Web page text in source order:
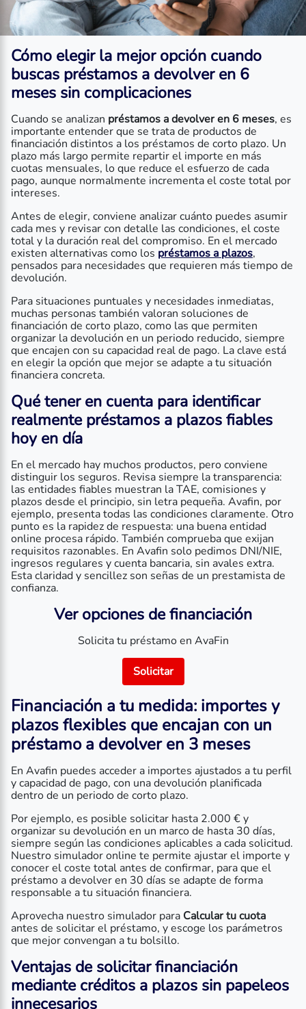
Cómo elegir la mejor opción cuando
buscas préstamos a devolver en 6
meses sin complicaciones
Cuando se analizan préstamos a devolver en 6 meses, es
importante entender que se trata de productos de
financiación distintos a los préstamos de corto plazo. Un
plazo más largo permite repartir el importe en más
cuotas mensuales, lo que reduce el esfuerzo de cada
pago, aunque normalmente incrementa el coste total por
intereses.
Antes de elegir, conviene analizar cuánto puedes asumir
cada mes y revisar con detalle las condiciones, el coste
total y la duración real del compromiso. En el mercado
existen alternativas como los préstamos a plazos,
pensados para necesidades que requieren más tiempo de
devolución.
Para situaciones puntuales y necesidades inmediatas,
muchas personas también valoran soluciones de
financiación de corto plazo, como las que permiten
organizar la devolución en un periodo reducido, siempre
que encajen con su capacidad real de pago. La clave está
en elegir la opción que mejor se adapte a tu situación
financiera concreta.
Qué tener en cuenta para identificar
realmentepréstamos a plazos fiables
hoy en día
En el mercado hay muchos productos, pero conviene
distinguir los seguros. Revisa siempre la transparencia:
las entidades fiables muestran la TAE, comisiones y
plazos desde el principio, sin letra pequeña. Avafin, por
ejemplo, presenta todas las condiciones claramente. Otro
punto es la rapidez de respuesta: una buena entidad
online procesa rápido. También comprueba que exijan
requisitos razonables. En Avafin solo pedimos DNI/NIE,
ingresos regulares y cuenta bancaria, sin avales extra.
Esta claridad y sencillez son señas de un prestamista de
confianza.
Ver opciones de financiación
Solicita tu préstamo en AvaFin
Solicitar
Financiación a tu medida: importes y
plazos flexibles que encajan con un
préstamo a devolver en 3 meses
En Avafin puedes acceder a importes ajustados a tu perfil
y capacidad de pago, con una devolución planificada
dentro de un periodo de corto plazo.
Por ejemplo, es posible solicitar hasta 2.000 € y
organizar su devolución en un marco de hasta 30 días,
siempre según las condiciones aplicables a cada solicitud.
Nuestro simulador online te permite ajustar el importe y
conocer el coste total antes de confirmar, para que el
préstamo a devolver en 30 días se adapte de forma
responsable a tu situación financiera.
Aprovecha nuestro simulador para Calcular tu cuota
antes de solicitar el préstamo, y escoge los parámetros
que mejor convengan a tu bolsillo.
Ventajas de solicitar financiación
mediantecréditos a plazos sin papeleos
innecesarios